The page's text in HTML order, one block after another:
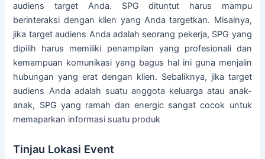
audiens target Anda. SPG dituntut harus mampu
berinteraksi dengan klien yang Anda targetkan. Misalnya,
jika target audiens Anda adalah seorang pekerja, SPG yang
dipilih harus memiliki penampilan yang profesionali dan
kemampuan komunikasi yang bagus hal ini guna menjalin
hubungan yang erat dengan klien. Sebaliknya, jika target
audiens Anda adalah suatu anggota keluarga atau anak-
anak, SPG yang ramah dan energic sangat cocok untuk
memaparkan informasi suatu produk
Tinjau Lokasi Event